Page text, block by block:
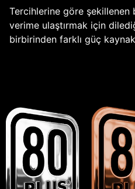
Tercihlerine göre şekillenen
verime ulaştırmak için
birbirinden farklı güç